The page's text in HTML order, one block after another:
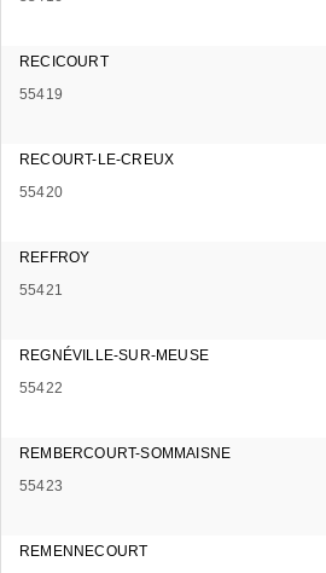
RECICOURT
55419
RECOURT-LE-CREUX
55420
REFFROY
55421
REGNÉVILLE-SUR-MEUSE
55422
REMBERCOURT-SOMMAISNE
55423
REMENNECOURT